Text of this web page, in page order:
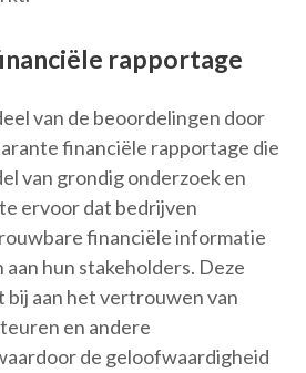
rapportage
van de beoordelingen door
financiële rapportage die
van grondig onderzoek en
ervoor dat bedrijven
financiële informatie
hun stakeholders. Deze
aan het vertrouwen van
en andere
de geloofwaardigheid